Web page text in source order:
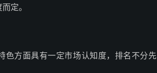
定。
色方面具有一定市场认知度，排名不分先